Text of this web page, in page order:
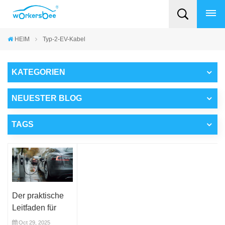
HEIM Typ-2-EV-Kabel
KATEGORIEN
NEUESTER BLOG
TAGS
Der praktische
Leitfaden für
Typ-2-Ladekabel
Oct 29, 2025